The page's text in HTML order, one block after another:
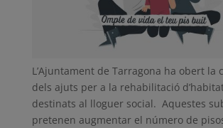
L’Ajuntament de Tarragona ha obert la
dels ajuts per a la rehabilitació
destinats al lloguer social. Aquestes
pretenen augmentar el número de